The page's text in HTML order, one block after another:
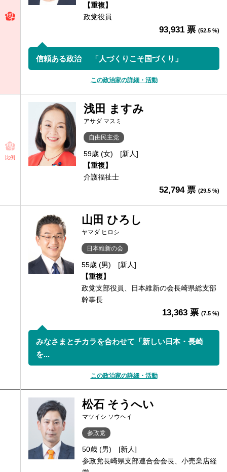
【重複】
政党役員
93,931 票 (52.5 %)
信頼ある政治 「人づくりこそ国づくり」
この政治家の詳細・活動
比例
浅田 ますみ
アサダ マスミ
自由民主党
59歳 (女)
[新人]
【重複】
介護福祉士
52,794 票 (29.5 %)
山田 ひろし
ヤマダ ヒロシ
日本維新の会
55歳 (男)
[新人]
【重複】
政党支部役員、日本維新の会長崎県総支部
幹事長
13,363 票 (7.5 %)
みなさまとチカラを合わせて「新しい日本・長崎
を...
この政治家の詳細・活動
松石 そうへい
マツイシ ソウヘイ
参政党
50歳 (男)
[新人]
参政党長崎県支部連合会会長、小売業店経